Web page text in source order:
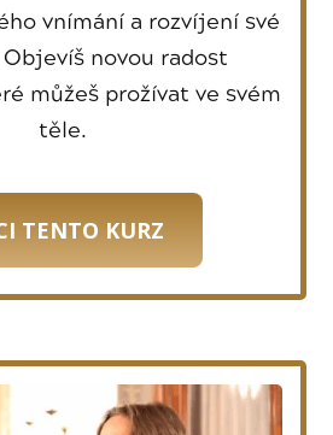
vnímání a rozvíjení své
novou radost
můžeš prožívat ve svém
těle.
TENTO KURZ